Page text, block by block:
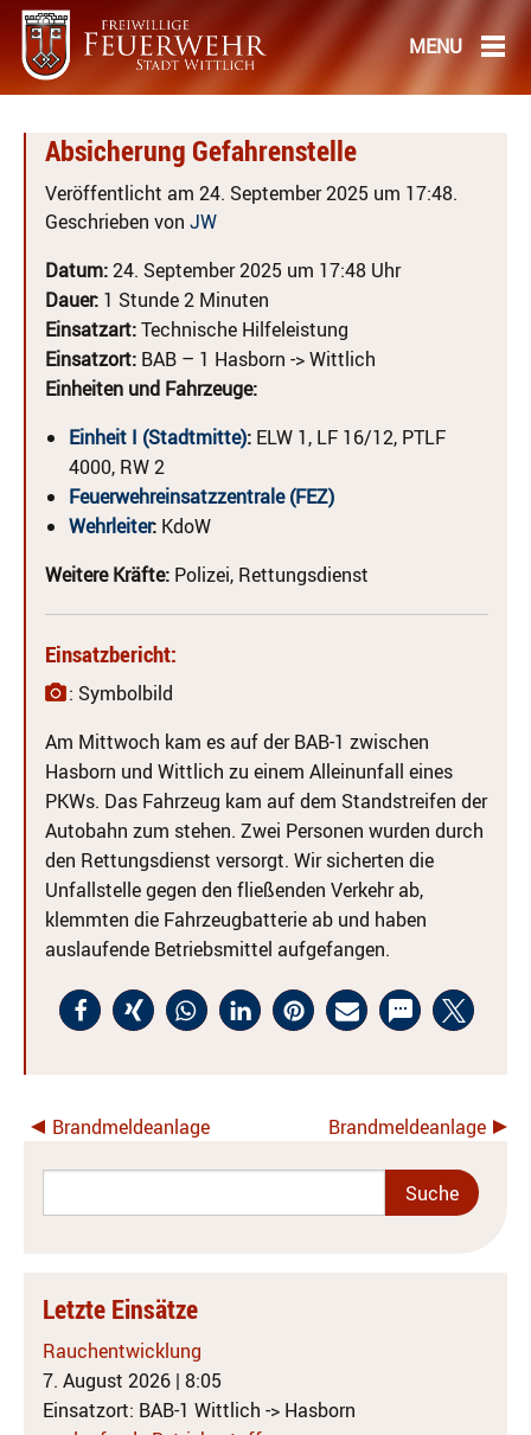
Absicherung Gefahrenstelle
Veröffentlicht am 24. September 2025 um 17:48.
Geschrieben von JW
Datum:24. September 2025 um 17:48 Uhr
Dauer: 1 Stunde 2 Minuten
Einsatzart:Technische Hilfeleistung
Einsatzort: BAB – 1 Hasborn -> Wittlich
Einheiten und Fahrzeuge:
Einheit I (Stadtmitte): ELW 1, LF 16/12, PTLF
4000, RW 2
Feuerwehreinsatzzentrale (FEZ)
Wehrleiter: KdoW
Weitere Kräfte: Polizei, Rettungsdienst
Einsatzbericht:
: Symbolbild
Am Mittwoch kam es auf der BAB-1 zwischen
Hasborn und Wittlich zu einem Alleinunfall eines
PKWs. Das Fahrzeug kam auf dem Standstreifen der
Autobahn zum stehen. Zwei Personen wurden durch
den Rettungsdienst versorgt. Wir sicherten die
Unfallstelle gegen den fließenden Verkehr ab,
klemmten die Fahrzeugbatterie ab und haben
auslaufende Betriebsmittel aufgefangen.
Brandmeldeanlage Brandmeldeanlage
Letzte Einsätze
Rauchentwicklung
7. August 2026 | 8:05
Einsatzort: BAB-1 Wittlich -> Hasborn